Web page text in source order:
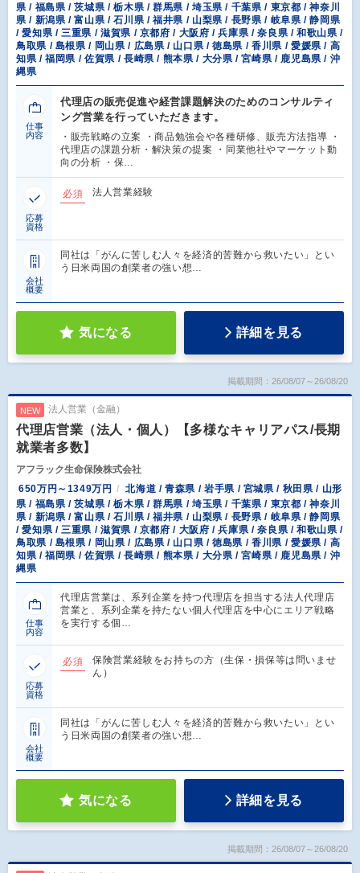
県 / 福島県 / 茨城県 / 栃木県 / 群馬県 / 埼玉県 / 千葉県 / 東京都 / 神奈川
県 / 新潟県 / 富山県 / 石川県 / 福井県 / 山梨県 / 長野県 / 岐阜県 / 静岡県
/ 愛知県 / 三重県 / 滋賀県 / 京都府 / 大阪府 / 兵庫県 / 奈良県 / 和歌山県 /
鳥取県 / 島根県 / 岡山県 / 広島県 / 山口県 / 徳島県 / 香川県 / 愛媛県 / 高
知県 / 福岡県 / 佐賀県 / 長崎県 / 熊本県 / 大分県 / 宮崎県 / 鹿児島県 / 沖
縄県
仕事
内容
代理店の販売促進や経営課題解決のためのコンサルティ
ング営業を行っていただきます。
・販売戦略の立案 ・商品勉強会や各種研修、販売方法指導 ・
代理店の課題分析・解決策の提案 ・同業他社やマーケット動
向の分析 ・保…
応募
資格
必須 法人営業経験
会社
概要
同社は「がんに苦しむ人々を経済的苦難から救いたい」とい
う日米両国の創業者の強い想…
気になる 詳細を見る
掲載期間：26/08/07～26/08/20
NEW 法人営業（金融）
代理店営業（法人・個人）【多様なキャリアパス/長期
就業者多数】
アフラック生命保険株式会社
650万円～1349万円
北海道 / 青森県 / 岩手県 / 宮城県 / 秋田県 / 山形
県 / 福島県 / 茨城県 / 栃木県 / 群馬県 / 埼玉県 / 千葉県 / 東京都 / 神奈川
県 / 新潟県 / 富山県 / 石川県 / 福井県 / 山梨県 / 長野県 / 岐阜県 / 静岡県
/ 愛知県 / 三重県 / 滋賀県 / 京都府 / 大阪府 / 兵庫県 / 奈良県 / 和歌山県 /
鳥取県 / 島根県 / 岡山県 / 広島県 / 山口県 / 徳島県 / 香川県 / 愛媛県 / 高
知県 / 福岡県 / 佐賀県 / 長崎県 / 熊本県 / 大分県 / 宮崎県 / 鹿児島県 / 沖
縄県
仕事
内容
代理店営業は、系列企業を持つ代理店を担当する法人代理店
営業と、系列企業を持たない個人代理店を中心にエリア戦略
を実行する個…
応募
資格
必須
保険営業経験をお持ちの方（生保・損保等は問いませ
ん）
会社
概要
同社は「がんに苦しむ人々を経済的苦難から救いたい」とい
う日米両国の創業者の強い想…
気になる 詳細を見る
掲載期間：26/08/07～26/08/20